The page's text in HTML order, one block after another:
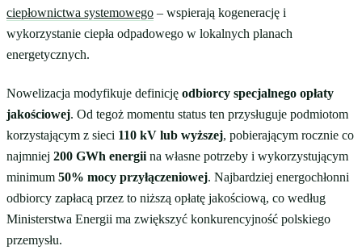
ciepłownictwa systemowego – wspierają kogenerację i
wykorzystanie ciepła odpadowego w lokalnych planach
energetycznych.
Nowelizacja modyfikuje definicję odbiorcy specjalnego opłaty
jakościowej. Od tegoż momentu status ten przysługuje podmiotom
korzystającym z sieci 110 kV lub wyższej, pobierającym rocznie co
najmniej 200 GWh energii na własne potrzeby i wykorzystującym
minimum 50% mocy przyłączeniowej. Najbardziej energochłonni
odbiorcy zapłacą przez to niższą opłatę jakościową, co według
Ministerstwa Energii ma zwiększyć konkurencyjność polskiego
przemysłu.